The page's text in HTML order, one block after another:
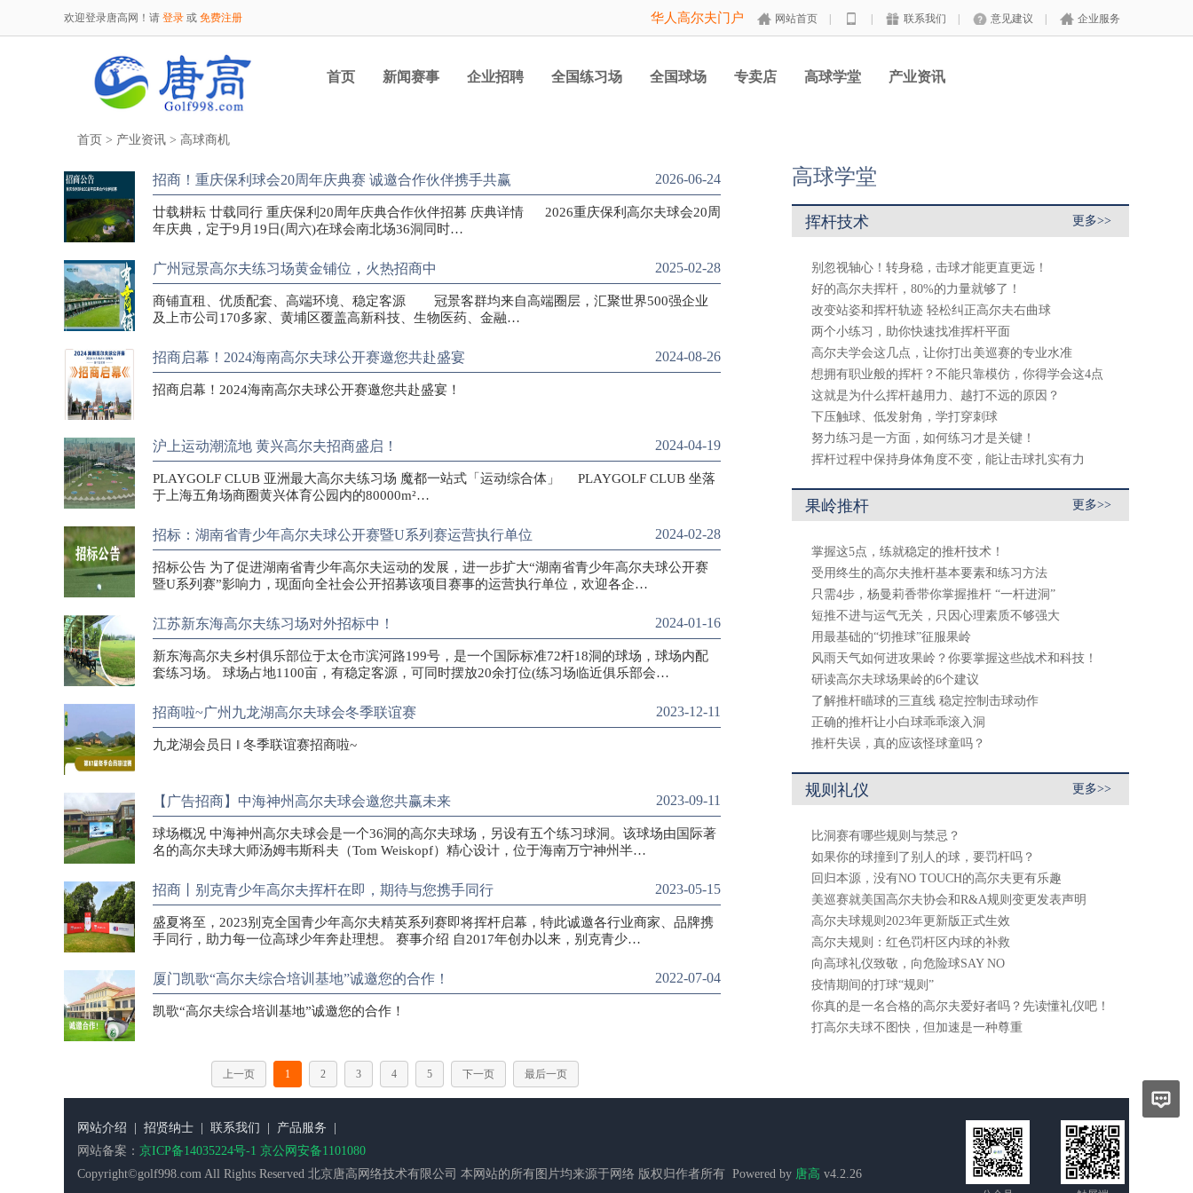
欢迎登录唐高网！请 登录 或 免费注册 华人高尔夫门户 网站首页 联系我们 意见建议 企业服务
首页 新闻赛事 企业招聘 全国练习场 全国球场 专卖店 高球学堂 产业资讯
首页 > 产业资讯 > 高球商机
招商！重庆保利球会20周年庆典赛 诚邀合作伙伴携手共赢 2026-06-24
廿载耕耘 廿载同行 重庆保利20周年庆典合作伙伴招募 庆典详情 2026重庆保利高尔夫球会20周
年庆典，定于9月19日(周六)在球会南北场36洞同时…
广州冠景高尔夫练习场黄金铺位，火热招商中 2025-02-28
商铺直租、优质配套、高端环境、稳定客源 冠景客群均来自高端圈层，汇聚世界500强企业
及上市公司170多家、黄埔区覆盖高新科技、生物医药、金融…
招商启幕！2024海南高尔夫球公开赛邀您共赴盛宴 2024-08-26
招商启幕！2024海南高尔夫球公开赛邀您共赴盛宴！
沪上运动潮流地 黄兴高尔夫招商盛启！ 2024-04-19
PLAYGOLF CLUB 亚洲最大高尔夫练习场 魔都一站式「运动综合体」 PLAYGOLF CLUB 坐落
于上海五角场商圈黄兴体育公园内的80000m²…
招标：湖南省青少年高尔夫球公开赛暨U系列赛运营执行单位 2024-02-28
招标公告 为了促进湖南省青少年高尔夫运动的发展，进一步扩大“湖南省青少年高尔夫球公开赛
暨U系列赛”影响力，现面向全社会公开招募该项目赛事的运营执行单位，欢迎各企…
江苏新东海高尔夫练习场对外招标中！ 2024-01-16
新东海高尔夫乡村俱乐部位于太仓市滨河路199号，是一个国际标准72杆18洞的球场，球场内配
套练习场。 球场占地1100亩，有稳定客源，可同时摆放20余打位(练习场临近俱乐部会…
招商啦~广州九龙湖高尔夫球会冬季联谊赛 2023-12-11
九龙湖会员日 ‖ 冬季联谊赛招商啦~
【广告招商】中海神州高尔夫球会邀您共赢未来 2023-09-11
球场概况 中海神州高尔夫球会是一个36洞的高尔夫球场，另设有五个练习球洞。该球场由国际著
名的高尔夫球大师汤姆韦斯科夫（Tom Weiskopf）精心设计，位于海南万宁神州半…
招商丨别克青少年高尔夫挥杆在即，期待与您携手同行 2023-05-15
盛夏将至，2023别克全国青少年高尔夫精英系列赛即将挥杆启幕，特此诚邀各行业商家、品牌携
手同行，助力每一位高球少年奔赴理想。 赛事介绍 自2017年创办以来，别克青少…
厦门凯歌“高尔夫综合培训基地”诚邀您的合作！ 2022-07-04
凯歌“高尔夫综合培训基地”诚邀您的合作！
上一页 1 2 3 4 5 下一页 最后一页
高球学堂
挥杆技术 更多>>
别忽视轴心！转身稳，击球才能更直更远！
好的高尔夫挥杆，80%的力量就够了！
改变站姿和挥杆轨迹 轻松纠正高尔夫右曲球
两个小练习，助你快速找准挥杆平面
高尔夫学会这几点，让你打出美巡赛的专业水准
想拥有职业般的挥杆？不能只靠模仿，你得学会这4点
这就是为什么挥杆越用力、越打不远的原因？
下压触球、低发射角，学打穿刺球
努力练习是一方面，如何练习才是关键！
挥杆过程中保持身体角度不变，能让击球扎实有力
果岭推杆 更多>>
掌握这5点，练就稳定的推杆技术！
受用终生的高尔夫推杆基本要素和练习方法
只需4步，杨曼莉香带你掌握推杆 “一杆进洞”
短推不进与运气无关，只因心理素质不够强大
用最基础的“切推球”征服果岭
风雨天气如何进攻果岭？你要掌握这些战术和科技！
研读高尔夫球场果岭的6个建议
了解推杆瞄球的三直线 稳定控制击球动作
正确的推杆让小白球乖乖滚入洞
推杆失误，真的应该怪球童吗？
规则礼仪 更多>>
比洞赛有哪些规则与禁忌？
如果你的球撞到了别人的球，要罚杆吗？
回归本源，没有NO TOUCH的高尔夫更有乐趣
美巡赛就美国高尔夫协会和R&A规则变更发表声明
高尔夫球规则2023年更新版正式生效
高尔夫规则：红色罚杆区内球的补救
向高球礼仪致敬，向危险球SAY NO
疫情期间的打球“规则”
你真的是一名合格的高尔夫爱好者吗？先读懂礼仪吧！
打高尔夫球不图快，但加速是一种尊重
网站介绍 招贤纳士 联系我们 产品服务
网站备案： 京ICP备14035224号-1 京公网安备1101080
Copyright©golf998.com All Rights Reserved 北京唐高网络技术有限公司 本网站的所有图片均来源于网络 版权归作者所有 Powered by 唐高 v4.2.26